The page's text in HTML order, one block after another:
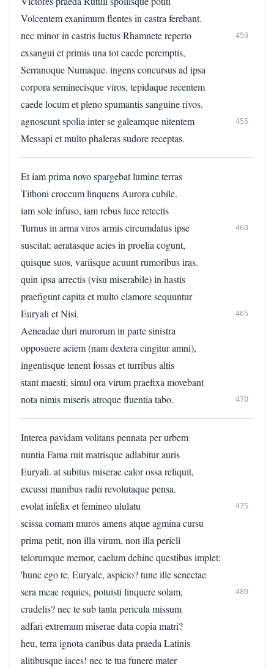
Volcentem exanimum flentes in castra ferebant.
nec minor in castris luctus Rhamnete reperto
450
exsangui et primis una tot caede peremptis,
Serranoque Numaque. ingens concursus ad ipsa
corpora seminecisque viros, tepidaque recentem
caede locum et pleno spumantis sanguine rivos.
agnoscunt spolia inter se galeamque nitentem
455
Messapi et multo phaleras sudore receptas.
Et iam prima novo spargebat lumine terras
Tithoni croceum linquens Aurora cubile.
iam sole infuso, iam rebus luce retectis
Turnus in arma viros armis circumdatus ipse
460
suscitat: aeratasque acies in proelia cogunt,
quisque suos, variisque acuunt rumoribus iras.
quin ipsa arrectis (visu miserabile) in hastis
praefigunt capita et multo clamore sequuntur
Euryali et Nisi.
465
Aeneadae duri murorum in parte sinistra
opposuere aciem (nam dextera cingitur amni),
ingentisque tenent fossas et turribus altis
stant maesti; simul ora virum praefixa movebant
nota nimis miseris atroque fluentia tabo.
470
Interea pavidam volitans pennata per urbem
nuntia Fama ruit matrisque adlabitur auris
Euryali. at subitus miserae calor ossa reliquit,
excussi manibus radii revolutaque pensa.
evolat infelix et femineo ululatu
475
scissa comam muros amens atque agmina cursu
prima petit, non illa virum, non illa pericli
telorumque memor, caelum dehinc questibus implet:
'hunc ego te, Euryale, aspicio? tune ille senectae
sera meae requies, potuisti linquere solam,
480
crudelis? nec te sub tanta pericula missum
adfari extremum miserae data copia matri?
heu, terra ignota canibus data praeda Latinis
alitibusque iaces! nec te tua funere mater